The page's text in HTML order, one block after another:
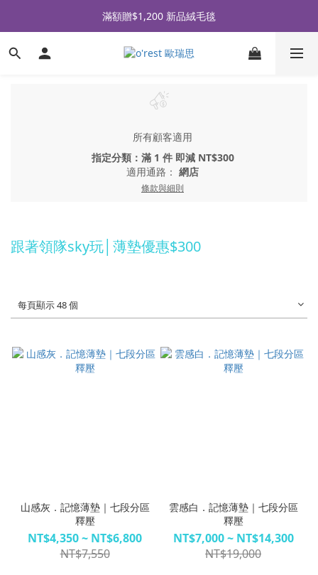
全品牌滿 $990免運｜會員買即贈〈 購物金 〉
滿額贈$1,200 新品絨毛毯
全品牌滿 $990免運｜會員買即贈〈 購物金 〉
所有顧客適用
指定分類：滿 1 件 即減 NT$300
適用通路： 網店
條款與細則
跟著領隊sky玩│薄墊優惠$300
每頁顯示 48 個
山感灰．記憶薄墊｜七段分區
釋壓
NT$4,350 ~ NT$6,800
NT$7,550
雲感白．記憶薄墊｜七段分區
釋壓
NT$7,000 ~ NT$14,300
NT$19,000